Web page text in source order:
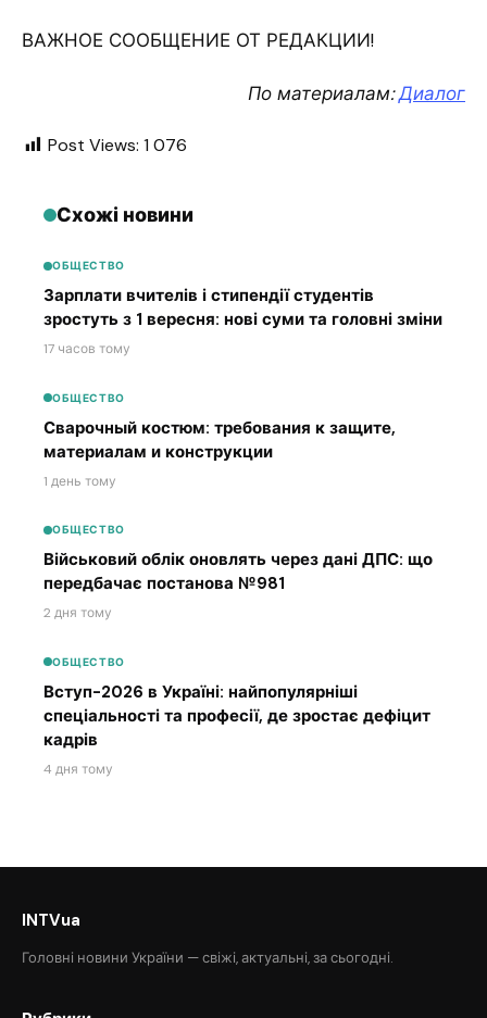
ВАЖНОЕ СООБЩЕНИЕ ОТ РЕДАКЦИИ!
По материалам:Диалог
Post Views: 1 076
Схожі новини
ОБЩЕСТВО
Зарплати вчителів і стипендії студентів
зростуть з 1 вересня: нові суми та головні зміни
17 часов тому
ОБЩЕСТВО
Сварочный костюм: требования к защите,
материалам и конструкции
1 день тому
ОБЩЕСТВО
Військовий облік оновлять через дані ДПС: що
передбачає постанова №981
2 дня тому
ОБЩЕСТВО
Вступ-2026 в Україні: найпопулярніші
спеціальності та професії, де зростає дефіцит
кадрів
4 дня тому
INTVua
Головні новини України — свіжі, актуальні, за сьогодні.